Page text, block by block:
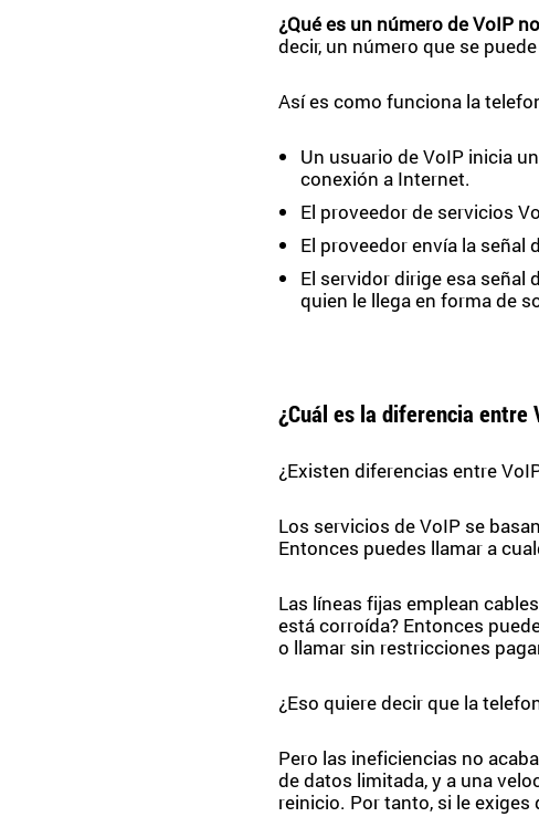
¿Qué es un número de VoIP
decir, un número que se
Así es como funciona la
Un usuario de VoIP inicia
conexión a Internet.
El proveedor de servicios
El proveedor envía la señal
El servidor dirige esa señal
quien le llega en forma de
¿Cuál es la diferencia entre
¿Existen diferencias entre
Los servicios de VoIP se
Entonces puedes llamar a
Las líneas fijas emplean
está corroída? Entonces
o llamar sin restricciones
¿Eso quiere decir que la
Pero las ineficiencias no
de datos limitada, y a una
reinicio. Por tanto, si le